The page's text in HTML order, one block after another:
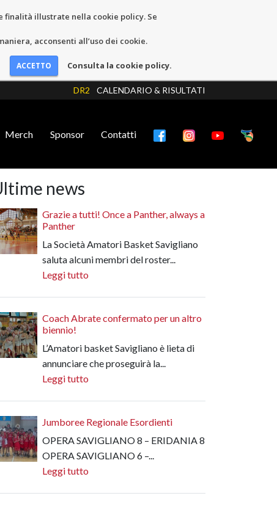
illustrate nella cookie policy. Se
acconsenti all’uso dei cookie.
Consulta la cookie policy.
DR2 CALENDARIO & RISULTATI
Merch Sponsor Contatti
news
Grazie a tutti! Once a Panther, always a
Panther
La Società Amatori Basket Savigliano
saluta alcuni membri del roster...
Leggi tutto
Coach Abrate confermato per un altro
biennio!
L’Amatori basket Savigliano è lieta di
annunciare che proseguirà la...
Leggi tutto
Jumboree Regionale Esordienti
OPERA SAVIGLIANO 8 – ERIDANIA 8
OPERA SAVIGLIANO 6 –...
Leggi tutto